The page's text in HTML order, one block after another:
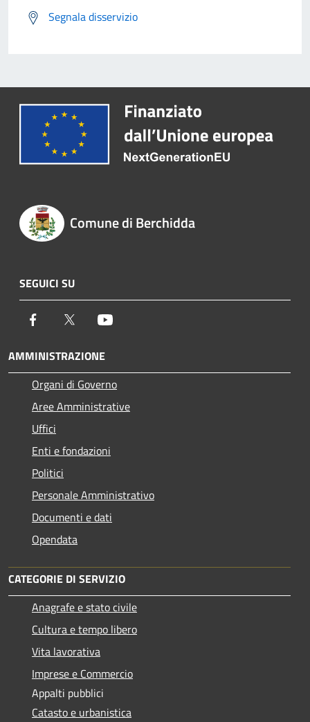
Segnala disservizio
Comune di Berchidda
SEGUICI SU
Facebook Twitter
AMMINISTRAZIONE
Organi di Governo
Aree Amministrative
Uffici
Enti e fondazioni
Politici
Personale Amministrativo
Documenti e dati
Opendata
CATEGORIE DI SERVIZIO
Anagrafe e stato civile
Cultura e tempo libero
Vita lavorativa
Imprese e Commercio
Appalti pubblici
Catasto e urbanistica